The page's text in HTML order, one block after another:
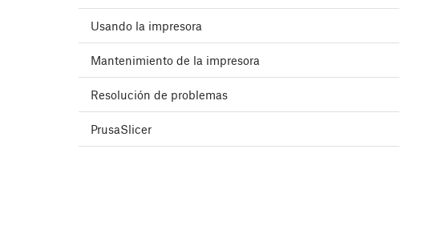
Usando la impresora
Mantenimiento de la impresora
Resolución de problemas
PrusaSlicer